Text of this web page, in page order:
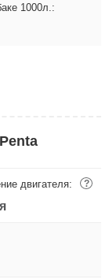
1000л.:
двигателя: ?